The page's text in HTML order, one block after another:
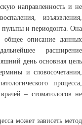
направленность и не
изъязвления,
и периодонта. Она
общее описание данных
расширение
день основная цель
и словосочетания,
процесса,
– стоматологов не
может зависеть метод